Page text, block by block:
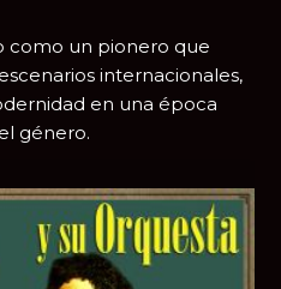
como un pionero que
internacionales,
en una época
género.